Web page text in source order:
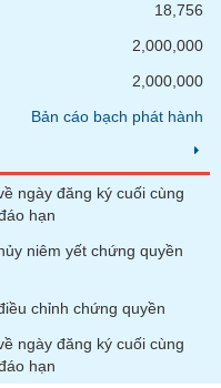
18,756
2,000,000
2,000,000
Bản cáo bạch phát hành
ngày đăng ký cuối cùng
hạn
niêm yết chứng quyền
chỉnh chứng quyền
ngày đăng ký cuối cùng
hạn